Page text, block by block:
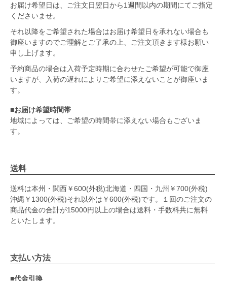
お届け希望日は、ご注文日翌日から1週間以内の期間にてご指定
くださいませ。
それ以降をご希望された場合はお届け希望日を承れない場合も
御座いますのでご理解とご了承の上、ご注文頂きます様お願い
申し上げます。
予約商品の場合は入荷予定時期に合わせたご希望が可能で御座
いますが、入荷の遅れによりご希望に添えないことが御座いま
す。
■お届け希望時間帯
地域によっては、ご希望の時間帯に添えない場合もございま
す。
送料
送料は本州・関西￥600(外税)北海道・四国・九州￥700(外税)
沖縄￥1300(外税)それ以外は￥600(外税)です。１回のご注文の
商品代金の合計が15000円以上の場合は送料・手数料共に無料
といたします。
支払い方法
■代金引換